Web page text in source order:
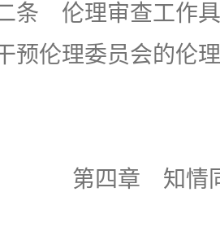
条 伦理审查工作
预伦理委员会的伦
第四章 知情